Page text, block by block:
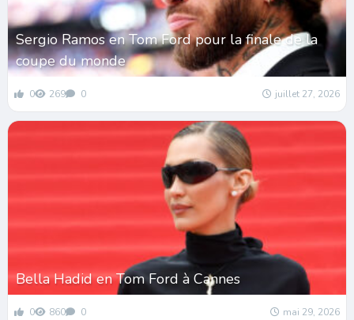
Sergio Ramos en Tom Ford pour la finale de la
coupe du monde
0 269 0 juillet 27, 2026
Bella Hadid en Tom Ford à Cannes
0 860 0 mai 29, 2026